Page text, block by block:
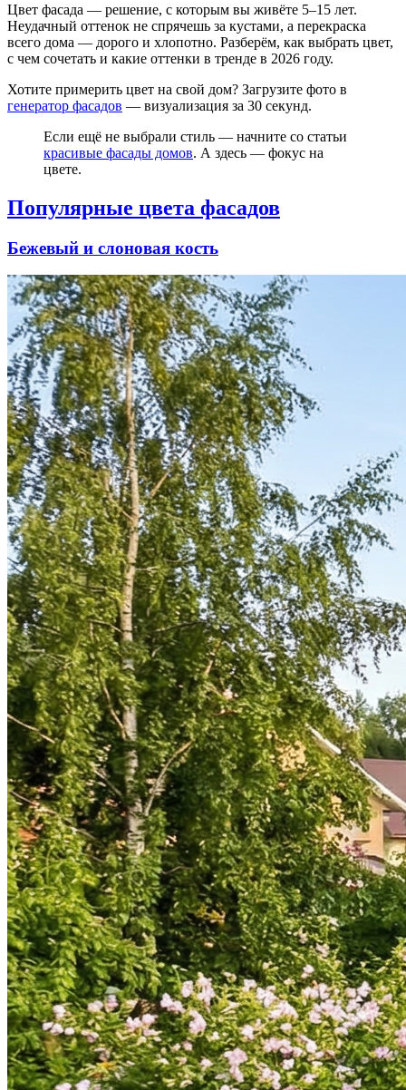
Цвет фасада — решение, с которым вы живёте 5–15 лет.
Неудачный оттенок не спрячешь за кустами, а перекраска
всего дома — дорого и хлопотно. Разберём, как выбрать цвет,
с чем сочетать и какие оттенки в тренде в 2026 году.
Хотите примерить цвет на свой дом? Загрузите фото в
генератор фасадов — визуализация за 30 секунд.
Если ещё не выбрали стиль — начните со статьи
красивые фасады домов. А здесь — фокус на
цвете.
Популярные цвета фасадов
Бежевый и слоновая кость